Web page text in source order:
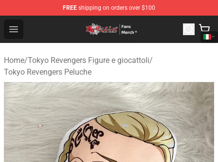
FREE shipping on orders over $100
Open menu
Tokyo Revengers Store - Official Tokyo Revengers
Home/Tokyo Revengers Figure e giocattoli/
Tokyo Revengers Peluche